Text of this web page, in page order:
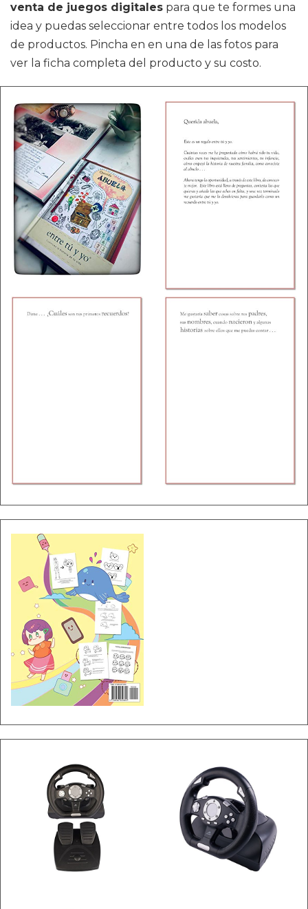
venta de juegos digitales para que te formes una
idea y puedas seleccionar entre todos los modelos
de productos. Pincha en en una de las fotos para
ver la ficha completa del producto y su costo.